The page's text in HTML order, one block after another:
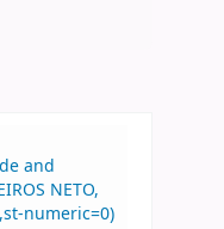
and
NETO,
numeric=0)